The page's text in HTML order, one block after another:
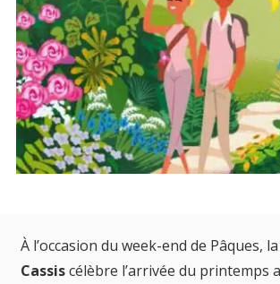
À l’occasion du week-end de Pâques,
Cassiscélèbre l’arrivée du printemps